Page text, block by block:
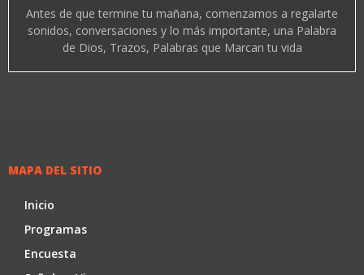
Antes de que termine tu mañana, comenzamos a regalarte
sonidos, conversaciones y lo más importante, una Palabra
de Dios, Trazos, Palabras que Marcan tu vida
MAPA DEL SITIO
Inicio
Programas
Encuesta